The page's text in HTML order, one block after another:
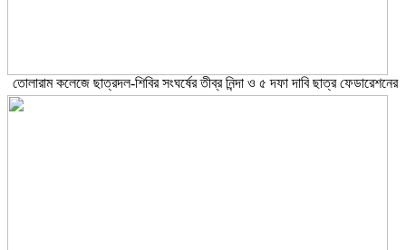
তোলারাম কলেজে ছাত্রদল-শিবির সংঘর্ষের তীব্র নিন্দা ও ৫ দফা দাবি ছাত্র ফেডারেশনের